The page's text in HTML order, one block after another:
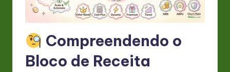
&
Compreendendo o
Bloco de Receita